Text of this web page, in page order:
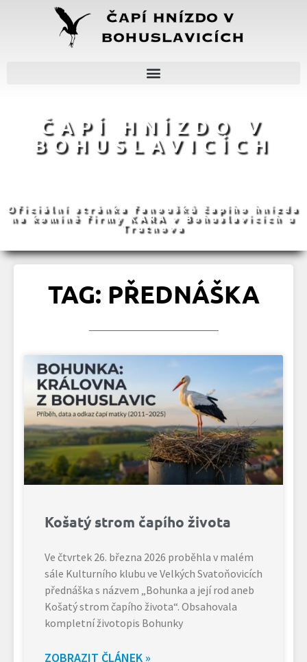
ČAPÍ HNÍZDO V
BOHUSLAVICÍCH
Oficiální stránka fanoušků čapího hnízda
na komíně firmy KARA v Bohuslavicích u
Trutnova
TAG: PŘEDNÁŠKA
Košatý strom čapího života
Ve čtvrtek 26. března 2026 proběhla v malém
sále Kulturního klubu ve Velkých Svatoňovicích
přednáška s názvem „Bohunka a její rod aneb
Košatý strom čapího života“. Obsahovala
kompletní životopis Bohunky
ZOBRAZIT ČLÁNEK »